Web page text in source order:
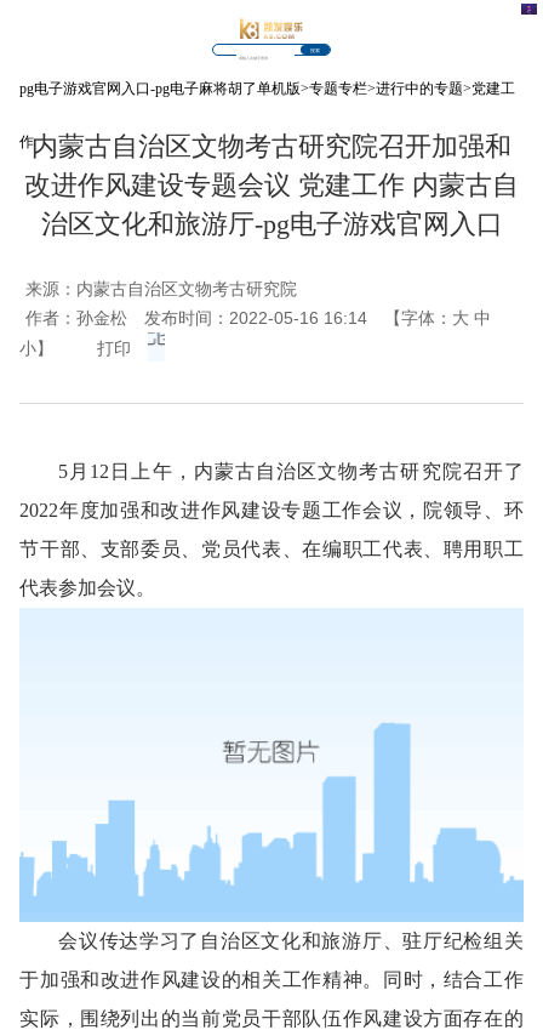
搜索
pg电子游戏官网入口-pg电子麻将胡了单机版>专题专栏>进行中的专题>党建工
作内蒙古自治区文物考古研究院召开加强和
改进作风建设专题会议 党建工作 内蒙古自
治区文化和旅游厅-pg电子游戏官网入口
来源： 内蒙古自治区文物考古研究院
作者：孙金松 发布时间：2022-05-16 16:14 【字体： 大 中
小】 打印
5月12日上午，内蒙古自治区文物考古研究院召开了
2022年度加强和改进作风建设专题工作会议，院领导、环
节干部、支部委员、党员代表、在编职工代表、聘用职工
代表参加会议。
会议传达学习了自治区文化和旅游厅、驻厅纪检组关
于加强和改进作风建设的相关工作精神。同时，结合工作
实际，围绕列出的当前党员干部队伍作风建设方面存在的